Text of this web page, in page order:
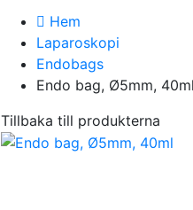
Hem
Laparoskopi
Endobags
Endo bag, Ø5mm, 40ml
Tillbaka till produkterna